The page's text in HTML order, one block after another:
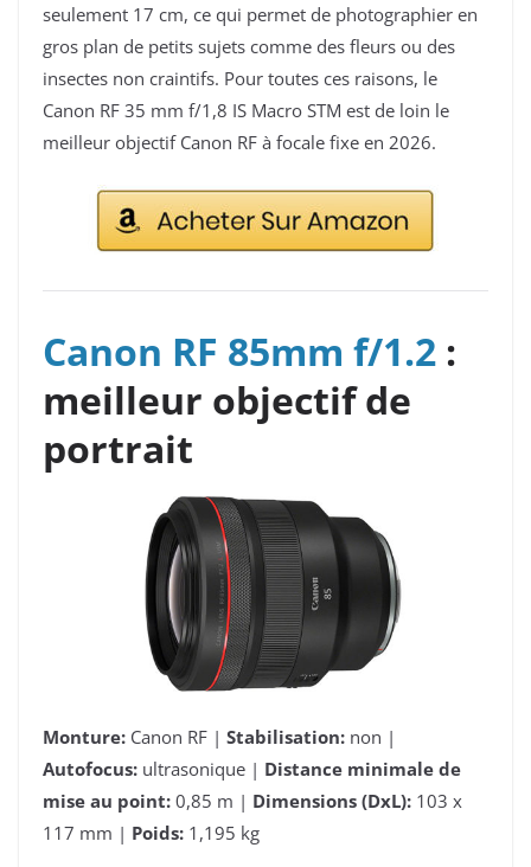
seulement 17 cm, ce qui permet de photographier en
gros plan de petits sujets comme des fleurs ou des
insectes non craintifs. Pour toutes ces raisons, le
Canon RF 35 mm f/1,8 IS Macro STM est de loin le
meilleur objectif Canon RF à focale fixe en 2026.
Canon RF 85mm f/1.2 :
meilleur objectif de
portrait
Monture: Canon RF | Stabilisation: non |
Autofocus: ultrasonique | Distance minimale de
mise au point: 0,85 m | Dimensions (DxL): 103 x
117 mm | Poids: 1,195 kg